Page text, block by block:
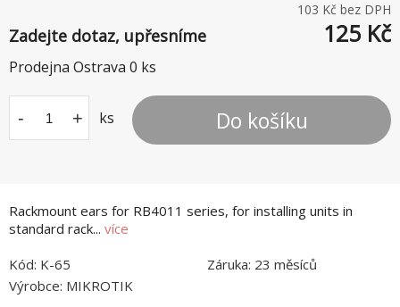
Rackmount ears for RB4011 series, for installing units in
standard rack... více
103 Kč bez DPH
Zadejte dotaz, upřesníme 125 Kč
Prodejna Ostrava 0 ks
- + ks Do košíku
Kód: K-65 Záruka: 23 měsíců
Výrobce: MIKROTIK